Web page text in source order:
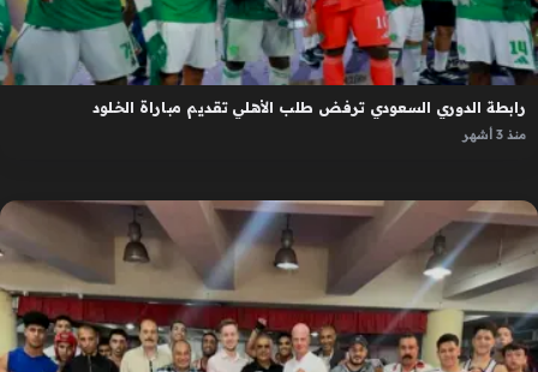
رابطة الدوري السعودي ترفض طلب الأهلي تقديم مباراة الخلود
منذ 3 أشهر